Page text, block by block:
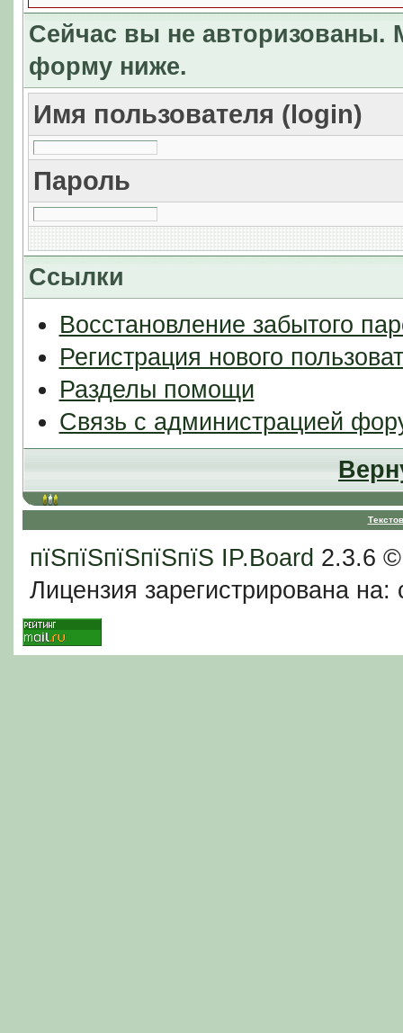
Сейчас вы не авторизованы.
форму ниже.
Имя пользователя (login)
Пароль
Ссылки
Восстановление забытого
Регистрация нового
Разделы помощи
Связь с администрацией
пїЅпїЅпїЅпїЅпїЅ IP.Board 2.3.6
Лицензия зарегистрирована